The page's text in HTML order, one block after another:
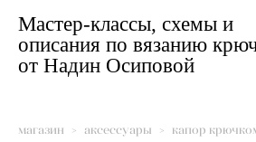
Мастер-классы, схемы и
описания по вязанию
от Надин Осиповой
магазин > аксессуары > капор